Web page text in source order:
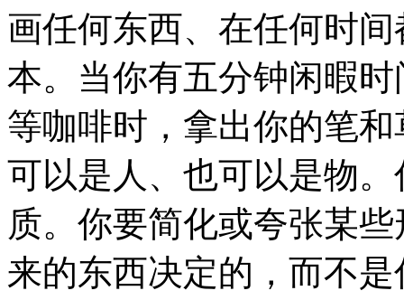
画任何东西、在任何时
本。当你有五分钟闲暇
等咖啡时，拿出你的笔
可以是人、也可以是物
质。你要简化或夸张某
来的东西决定的，而不